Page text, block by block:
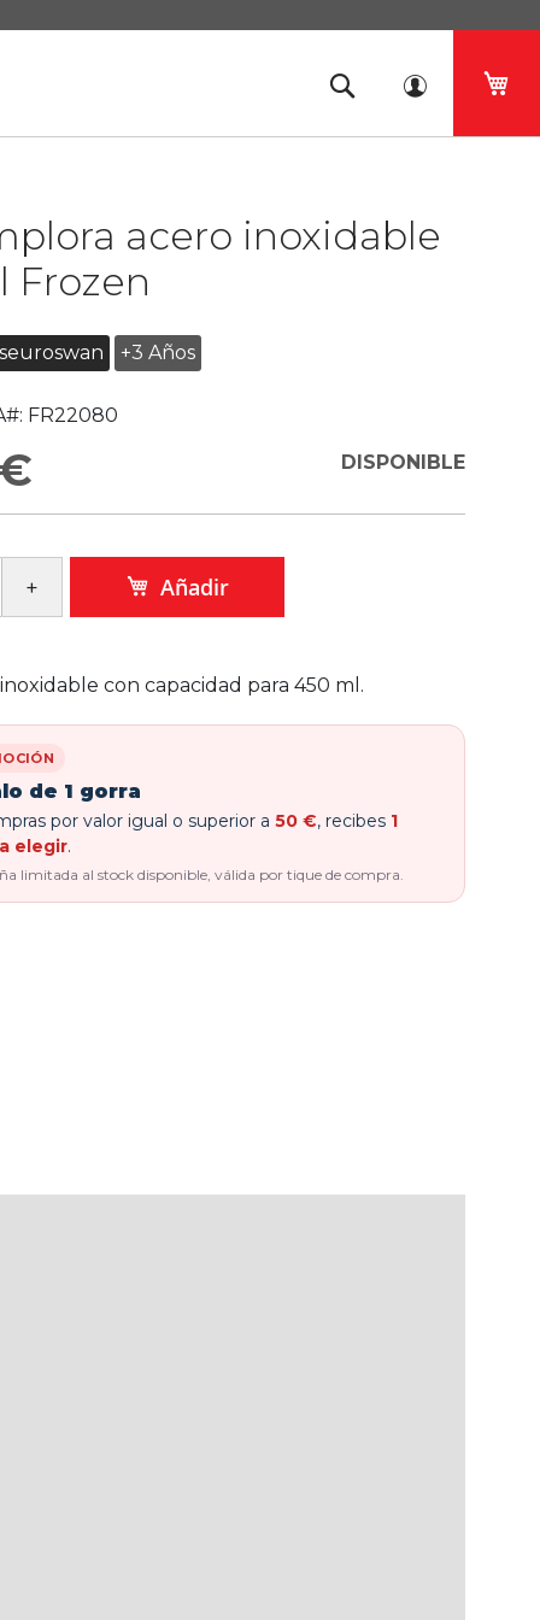
acero inoxidable
Frozen
+3 Años
FR22080
DISPONIBLE
Añadir
con capacidad para 450 ml.
de 1 gorra
por valor igual o superior a 50 €, recibes 1
elegir.
limitada al stock disponible, válida por tique de compra.